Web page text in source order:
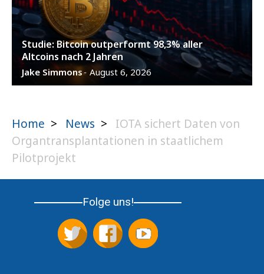
Studie: Bitcoin outperformt 98,3% aller
Altcoins nach 2 Jahren
Jake Simmons- August 6, 2026
Home > News >
IOTA sichert Daten von
Organtransplantationen in staatlichem
Pilotprojekt
Folge uns!